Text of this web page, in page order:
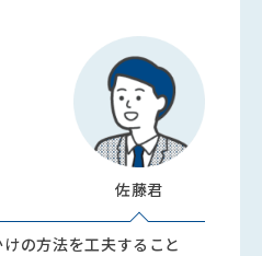
佐藤君
の方法を工夫すること